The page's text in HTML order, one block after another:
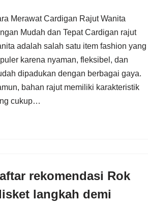
Merawat Cardigan Rajut Wanita
Mudah dan Tepat Cardigan rajut
adalah salah satu item fashion yang
karena nyaman, fleksibel, dan
dipadukan dengan berbagai gaya.
bahan rajut memiliki karakteristik
cukup…
rekomendasi Rok
langkah demi